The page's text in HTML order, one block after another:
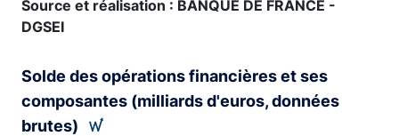
Source et réalisation : BANQUE DE FRANCE -
DGSEI
Solde des opérations financières et ses
composantes (milliards d'euros, données
brutes)